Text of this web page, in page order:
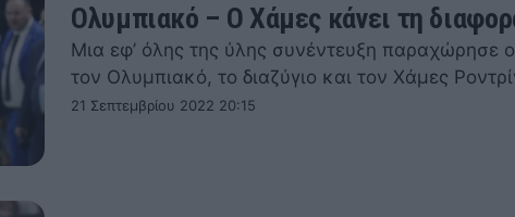
Ολυμπιακό – Ο Χάμες κάνει τη
Μια εφ’ όλης της ύλης συνέντευξη παραχώρησε
τον Ολυμπιακό, το διαζύγιο και τον Χάμες
21 Σεπτεμβρίου 2022 20:15